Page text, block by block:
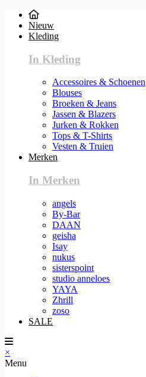
Nieuw
Kleding
In Kleding
Accessoires & Schoenen
Blouses
Broeken & Jeans
Jassen & Blazers
Jurken & Rokken
Tops & T-Shirts
Vesten & Truien
Merken
In Merken
angels
By-Bar
DAAN
geisha
Isay
nukus
sisterspoint
studio anneloes
YAYA
Zhrill
zoso
SALE
×
Menu